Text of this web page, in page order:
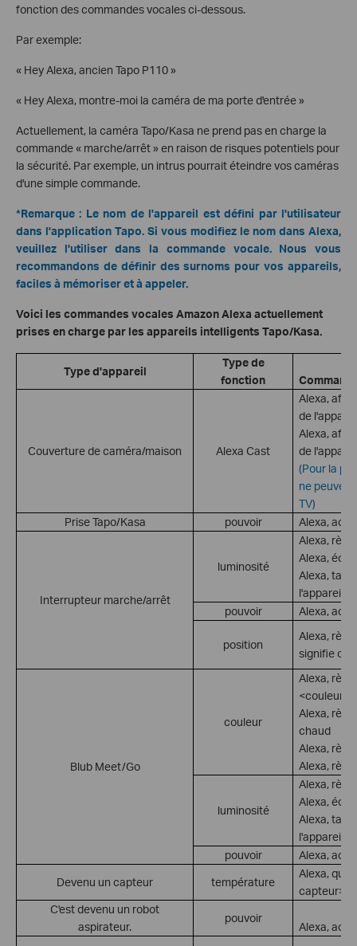
fonction des commandes vocales ci-dessous.
Par exemple:
« Hey Alexa, ancien Tapo P110 »
« Hey Alexa, montre-moi la caméra de ma porte d'entrée »
Actuellement, la caméra Tapo/Kasa ne prend pas en charge la
commande « marche/arrêt » en raison de risques potentiels pour
la sécurité. Par exemple, un intrus pourrait éteindre vos caméras
d'une simple commande.
*Remarque : Le nom de l'appareil est défini par l'utilisateur
dans l'application Tapo. Si vous modifiez le nom dans Alexa,
veuillez l'utiliser dans la commande vocale. Nous vous
recommandons de définir des surnoms pour vos appareils,
faciles à mémoriser et à appeler.
Voici les commandes vocales Amazon Alexa actuellement
prises en charge par les appareils intelligents Tapo/Kasa.
Type d'appareil
Type de
fonction
Couverture de caméra/maison Alexa Cast
Alexa,
de
Alexa,
de
(Pour la
ne
TV)
Prise Tapo/Kasa
pouvoir Alexa,
Interrupteur marche/arrêt
luminosité
Alexa,
Alexa,
Alexa,
l'appareil>
pouvoir
Alexa,
position
Alexa,
signifie
Blub Meet/Go
couleur
Alexa,
<couleur>
Alexa,
chaud
Alexa,
Alexa,
luminosité
Alexa,
Alexa,
Alexa,
l'appareil>
pouvoir
Alexa,
Devenu un capteur
température
Alexa,
capteur> ?
C'est devenu un robot
aspirateur.
pouvoir
Alexa,